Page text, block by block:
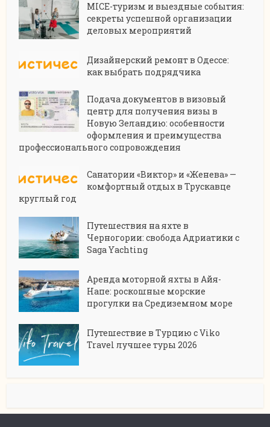
MICE-туризм и выездные события:
секреты успешной организации
деловых мероприятий
Дизайнерский ремонт в Одессе:
как выбрать подрядчика
Подача документов в визовый
центр для получения визы в
Новую Зеландию: особенности
оформления и преимущества
профессионального сопровождения
Санатории «Виктор» и «Женева» —
комфортный отдых в Трускавце
круглый год
Путешествия на яхте в
Черногории: свобода Адриатики с
Saga Yachting
Аренда моторной яхты в Айя-
Напе: роскошные морские
прогулки на Средиземном море
Путешествие в Турцию с Viko
Travel лучшее туры 2026